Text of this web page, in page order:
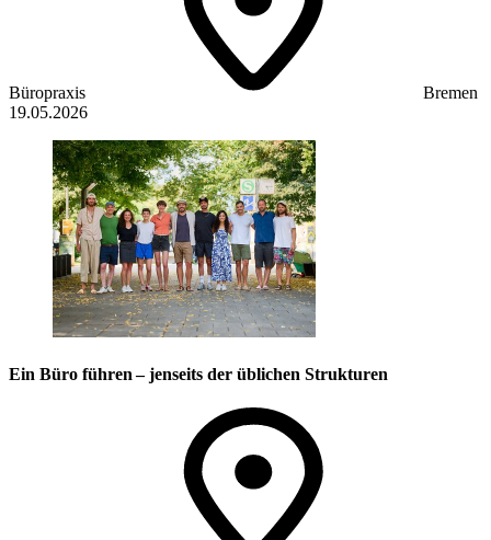
Büropraxis
Bremen
19.05.2026
Ein Büro führen – jenseits der üblichen Strukturen